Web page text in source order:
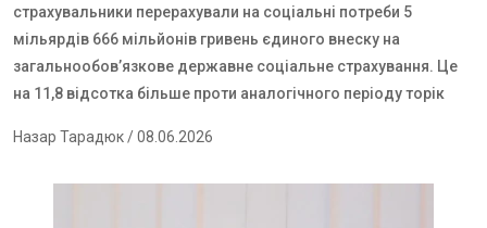
страхувальники перерахували на соціальні потреби 5
мільярдів 666 мільйонів гривень єдиного внеску на
загальнообов’язкове державне соціальне страхування. Це
на 11,8 відсотка більше проти аналогічного періоду торік
Назар Тарадюк/ 08.06.2026